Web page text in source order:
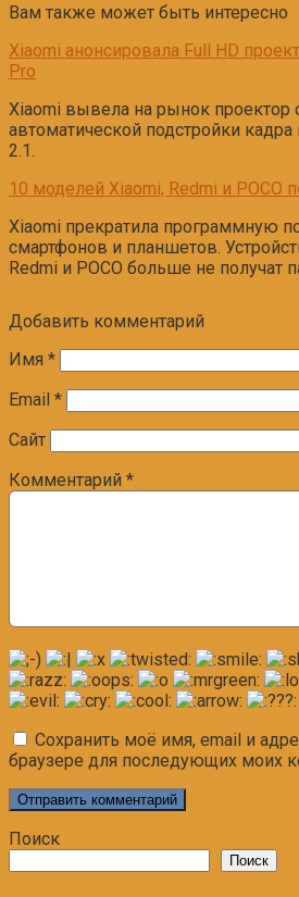
Вам также может быть интересно
Xiaomi анонсировала Full HD
Pro
Xiaomi вывела на рынок проектор
автоматической подстройки
2.1.
10 моделей Xiaomi, Redmi и POCO
Xiaomi прекратила программную
смартфонов и планшетов.
Redmi и POCO больше не получат
Добавить комментарий
Имя *
Email *
Сайт
Комментарий *
Сохранить моё имя, email и
браузере для последующих моих
Поиск
Поиск